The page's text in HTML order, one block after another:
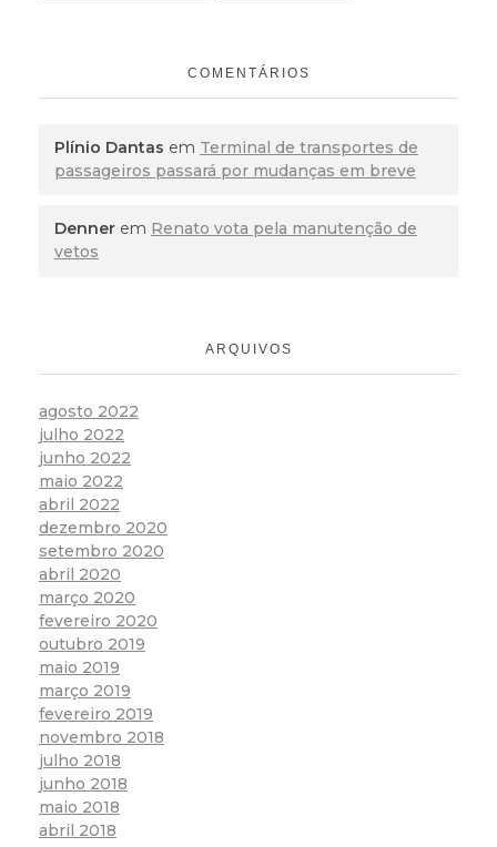
COMENTÁRIOS
Plínio Dantas em Terminal de transportes de
passageiros passará por mudanças em breve
Denner em Renato vota pela manutenção de
vetos
ARQUIVOS
agosto 2022
julho 2022
junho 2022
maio 2022
abril 2022
dezembro 2020
setembro 2020
abril 2020
março 2020
fevereiro 2020
outubro 2019
maio 2019
março 2019
fevereiro 2019
novembro 2018
julho 2018
junho 2018
maio 2018
abril 2018